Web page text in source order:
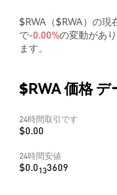
$RWA（$RWA）の
で-0.00%の変動があ
ます。
$RWA 価格 デ
24時間取引です
$0.00
24時間安値
$0.0133609